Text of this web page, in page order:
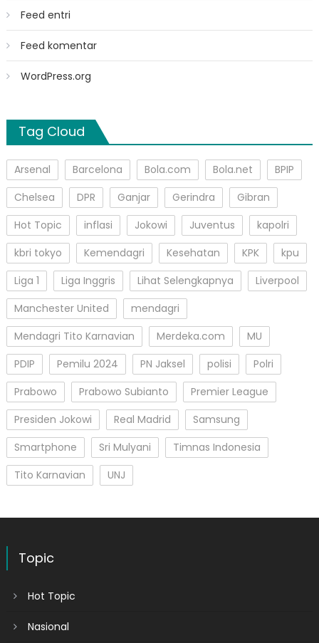
Feed entri
Feed komentar
WordPress.org
Tag Cloud
Arsenal Barcelona Bola.com Bola.net
BPIP
Chelsea
DPR Ganjar Gerindra
Gibran
Hot Topic
inflasi Jokowi Juventus
kapolri
kbri tokyo
Kemendagri Kesehatan KPK
kpu
Liga 1
Liga Inggris Lihat Selengkapnya
Liverpool
Manchester United
mendagri
Mendagri Tito Karnavian
Merdeka.com
MU
PDIP
Pemilu 2024 PN Jaksel polisi
Polri
Prabowo
Prabowo Subianto
Premier League
Presiden Jokowi
Real Madrid
Samsung
Smartphone
Sri Mulyani
Timnas Indonesia
Tito Karnavian
UNJ
Topic
Hot Topic
Nasional